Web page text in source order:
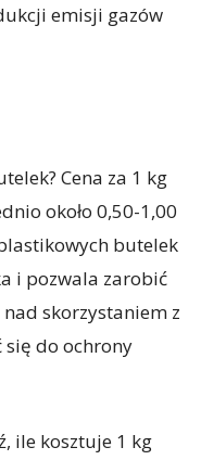
emisji gazów
Cena za 1 kg
około 0,50-1,00
butelek
i pozwala zarobić
skorzystaniem z
do ochrony
ile kosztuje 1 kg